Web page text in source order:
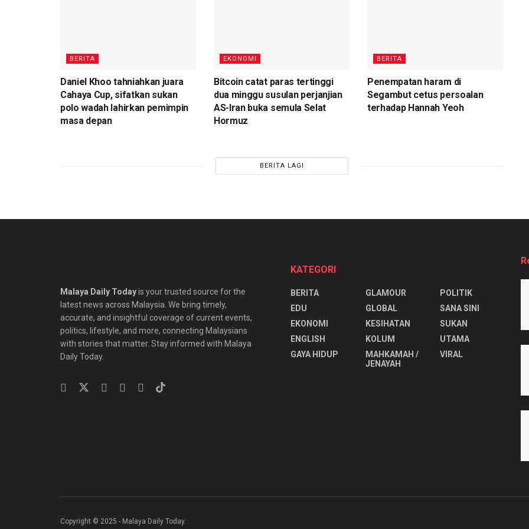
BERITA
Daniel Khoo tahniahkan juara
Cahaya Cup, sifatkan sukan
polo wadah lahirkan pemimpin
masa depan
EKONOMI
Bitcoin catat paras tertinggi
dua minggu susulan perjanjian
AS-Iran buka semula Selat
Hormuz
BERITA
Penempatan haram di
Segambut cetus persoalan
terhadap Hannah Yeoh
BERITA LAGI
Malaya Daily Todayis your trusted source for the
latest news across Malaysia. We bring timely,
accurate, and insightful coverage of current events,
politics, lifestyle, and more, connecting Malaysians
with stories that matter. Stay informed with Malaya
Daily Today.
KATEGORI
BERITA
EDU
EKONOMI
ENGLISH
⁠GAYA HIDUP
GLAMOUR
GLOBAL
KESIHATAN
KOLUM
MAHKAMAH /
JENAYAH
POLITIK
SANA SINI
SUKAN
UTAMA
VIRAL
Copyright © 2025 - Malaya Daily Today.